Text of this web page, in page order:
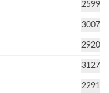
2599
3007
2920
3127
2291